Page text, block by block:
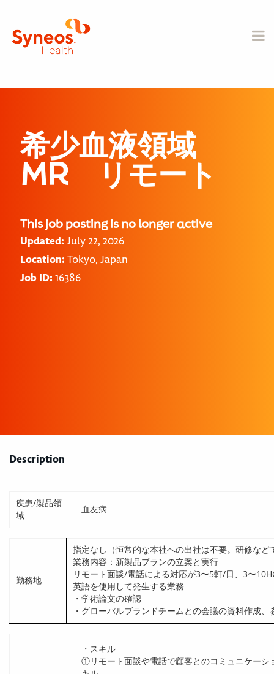
希少血液領域
MR リモート
This job posting is no longer active
Updated: July 22, 2026
Location: Tokyo, Japan
Job ID: 16386
Description
疾患/製品領
域
血友病
勤務地
指定なし（恒常的な本社への出社は不要。研修な
業務内容：新製品プランの立案と実行
リモート面談/電話による対応が3〜5軒/日、3〜
英語を使用して発生する業務
・学術論文の確認
・グローバルブランドチームとの会議の資料作成
・スキル
①リモート面談や電話で顧客とのコミュニケーシ